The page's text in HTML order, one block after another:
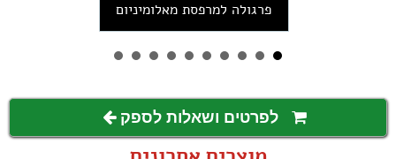
פרגולה למרפסת מאלומיניום
לפרטים ושאלות לספק